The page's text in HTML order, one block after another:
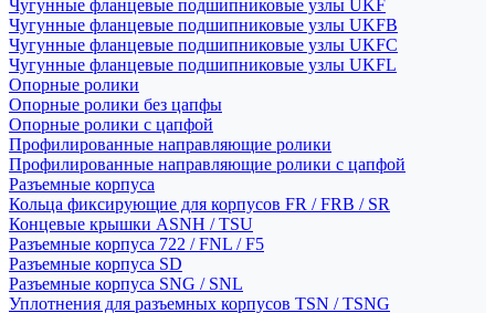
Чугунные фланцевые подшипниковые узлы UKF
Чугунные фланцевые подшипниковые узлы UKFB
Чугунные фланцевые подшипниковые узлы UKFC
Чугунные фланцевые подшипниковые узлы UKFL
Опорные ролики
Опорные ролики без цапфы
Опорные ролики с цапфой
Профилированные направляющие ролики
Профилированные направляющие ролики с цапфой
Разъемные корпуса
Кольца фиксирующие для корпусов FR / FRB / SR
Концевые крышки ASNH / TSU
Разъемные корпуса 722 / FNL / F5
Разъемные корпуса SD
Разъемные корпуса SNG / SNL
Уплотнения для разъемных корпусов TSN / TSNG